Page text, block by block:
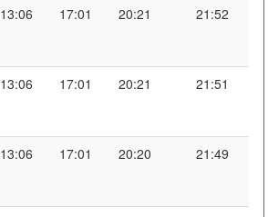
13:06 17:01 20:21 21:52
13:06 17:01 20:21 21:51
13:06 17:01 20:20 21:49